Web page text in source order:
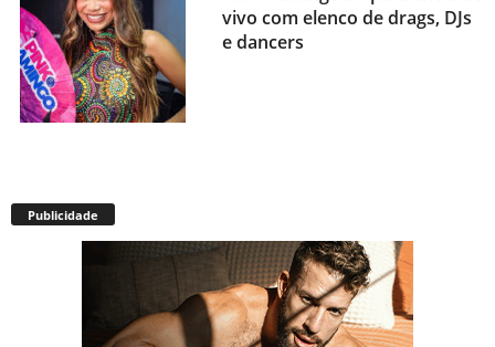
vivo com elenco de drags, DJs
e dancers
superior à real, aponta
relatório internacional
Publicidade